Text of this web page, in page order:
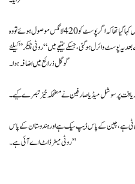
بعد میں ، تخلیق کار کی طرف سے ایک چیلنج دیا گیا جس میں کہا گیا تھا کہ اگر پوسٹ کو 420 لائکس موصول ہوئے تو وہ
یہ پوسٹ وائرل ہوگئی ، جسکے نتیجے میں “روٹی چیکر” کیلئے
گوگل ذرائع میں اضافہ ہوا۔
پر سوشل میڈیا صارفین نے مضحکہ خیز تبصرے کیے۔
ہے ، چین کے پاس ڈیپ سیک ہے اور ہندوستان کےپاس
روٹی میٹر ڈاٹ اےآئی ہے۔ ”